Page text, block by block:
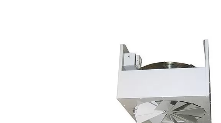
Ventilateur industriel
Ventilateur de chantier
Ventilateur de sol
Ventilateur sur pied
Ventilateur de bureau